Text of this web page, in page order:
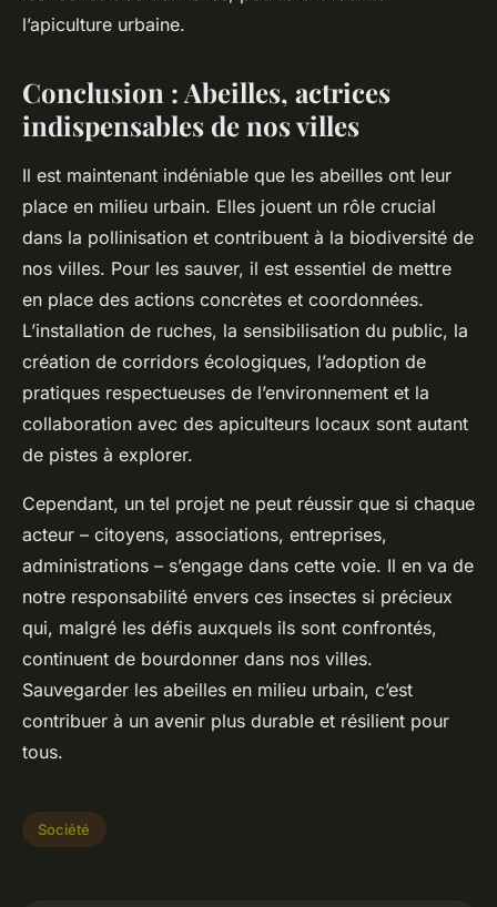
l’apiculture urbaine.
Conclusion : Abeilles, actrices
indispensables de nos villes
Il est maintenant indéniable que les abeilles ont leur
place en milieu urbain. Elles jouent un rôle crucial
dans la pollinisation et contribuent à la biodiversité de
nos villes. Pour les sauver, il est essentiel de mettre
en place des actions concrètes et coordonnées.
L’installation de ruches, la sensibilisation du public, la
création de corridors écologiques, l’adoption de
pratiques respectueuses de l’environnement et la
collaboration avec des apiculteurs locaux sont autant
de pistes à explorer.
Cependant, un tel projet ne peut réussir que si chaque
acteur – citoyens, associations, entreprises,
administrations – s’engage dans cette voie. Il en va de
notre responsabilité envers ces insectes si précieux
qui, malgré les défis auxquels ils sont confrontés,
continuent de bourdonner dans nos villes.
Sauvegarder les abeilles en milieu urbain, c’est
contribuer à un avenir plus durable et résilient pour
tous.
Société